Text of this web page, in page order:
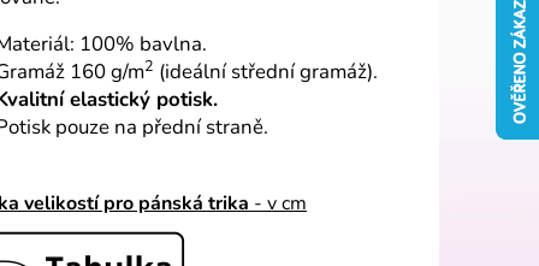
100% bavlna.
160 g/m2 (ideální střední gramáž).
elastický potisk.
pouze na přední straně.
velikostí pro pánská trika - v cm